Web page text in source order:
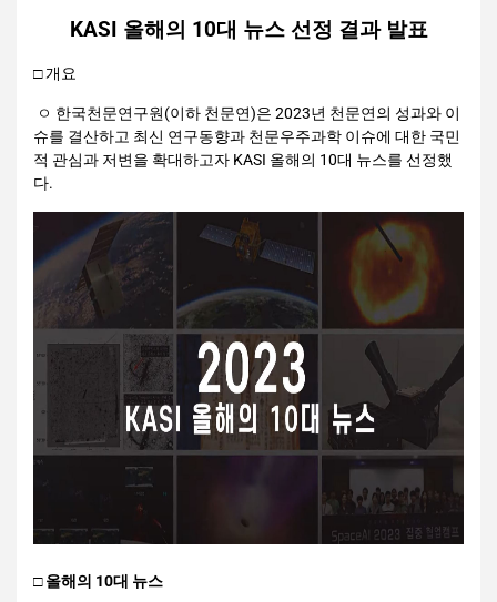
KASI 올해의 10대 뉴스 선정 결과 발표
□ 개요
ㅇ 한국천문연구원(이하 천문연)은 2023년 천문연의 성과와 이
슈를 결산하고 최신 연구동향과 천문우주과학 이슈에 대한 국민
적 관심과 저변을 확대하고자 KASI 올해의 10대 뉴스를 선정했
다.
□ 올해의 10대 뉴스